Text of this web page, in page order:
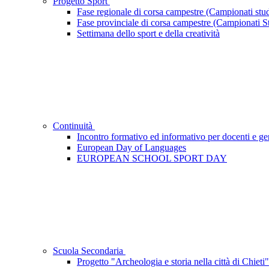
Fase regionale di corsa campestre (Campionati
Fase provinciale di corsa campestre (Campionati
Settimana dello sport e della creatività
Continuità
Incontro formativo ed informativo per docenti e
European Day of Languages
EUROPEAN SCHOOL SPORT DAY
Scuola Secondaria
Progetto "Archeologia e storia nella città di Chieti"